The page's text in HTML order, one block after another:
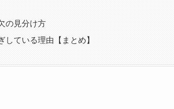
の見分け方
している理由【まとめ】